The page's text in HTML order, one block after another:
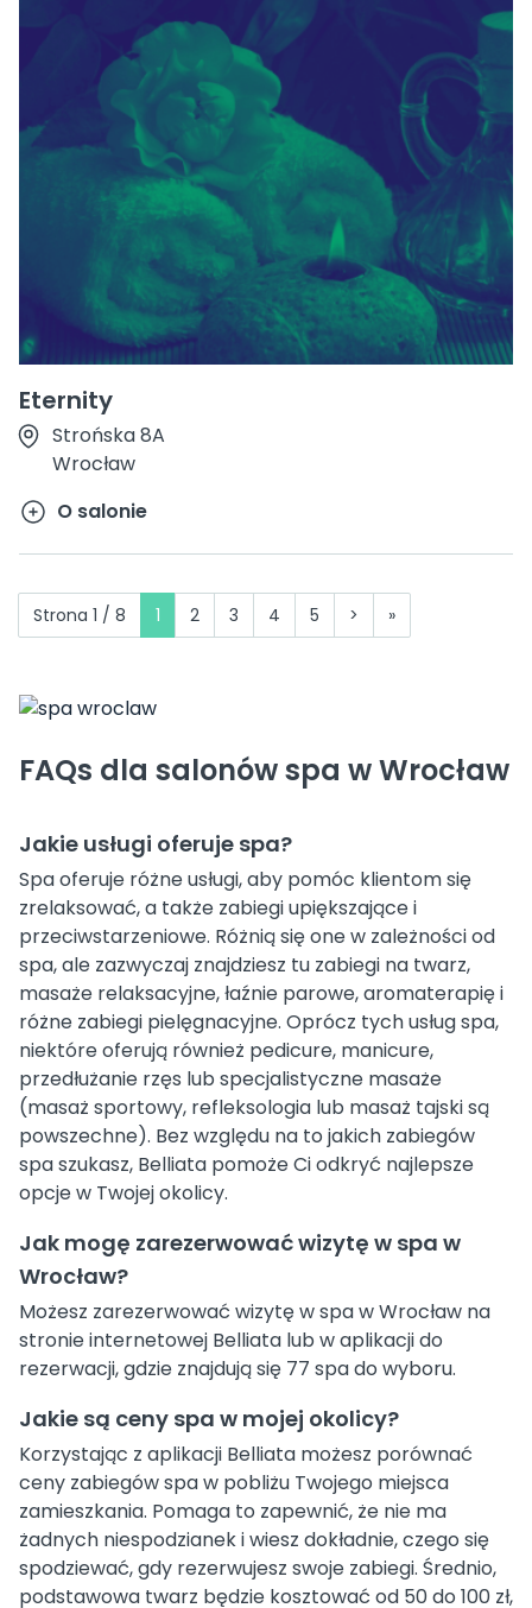
Eternity
Strońska 8A
Wrocław
O salonie
Strona 1 / 8 1 2 3 4 5 > »
FAQs dla salonów spa w Wrocław
Jakie usługi oferuje spa?
Spa oferuje różne usługi, aby pomóc klientom się
zrelaksować, a także zabiegi upiększające i
przeciwstarzeniowe. Różnią się one w zależności od
spa, ale zazwyczaj znajdziesz tu zabiegi na twarz,
masaże relaksacyjne, łaźnie parowe, aromaterapię i
różne zabiegi pielęgnacyjne. Oprócz tych usług spa,
niektóre oferują również pedicure, manicure,
przedłużanie rzęs lub specjalistyczne masaże
(masaż sportowy, refleksologia lub masaż tajski są
powszechne). Bez względu na to jakich zabiegów
spa szukasz, Belliata pomoże Ci odkryć najlepsze
opcje w Twojej okolicy.
Jak mogę zarezerwować wizytę w spa w
Wrocław?
Możesz zarezerwować wizytę w spa w Wrocław na
stronie internetowej Belliata lub w aplikacji do
rezerwacji, gdzie znajdują się 77 spa do wyboru.
Jakie są ceny spa w mojej okolicy?
Korzystając z aplikacji Belliata możesz porównać
ceny zabiegów spa w pobliżu Twojego miejsca
zamieszkania. Pomaga to zapewnić, że nie ma
żadnych niespodzianek i wiesz dokładnie, czego się
spodziewać, gdy rezerwujesz swoje zabiegi. Średnio,
podstawowa twarz będzie kosztować od 50 do 100 zł,